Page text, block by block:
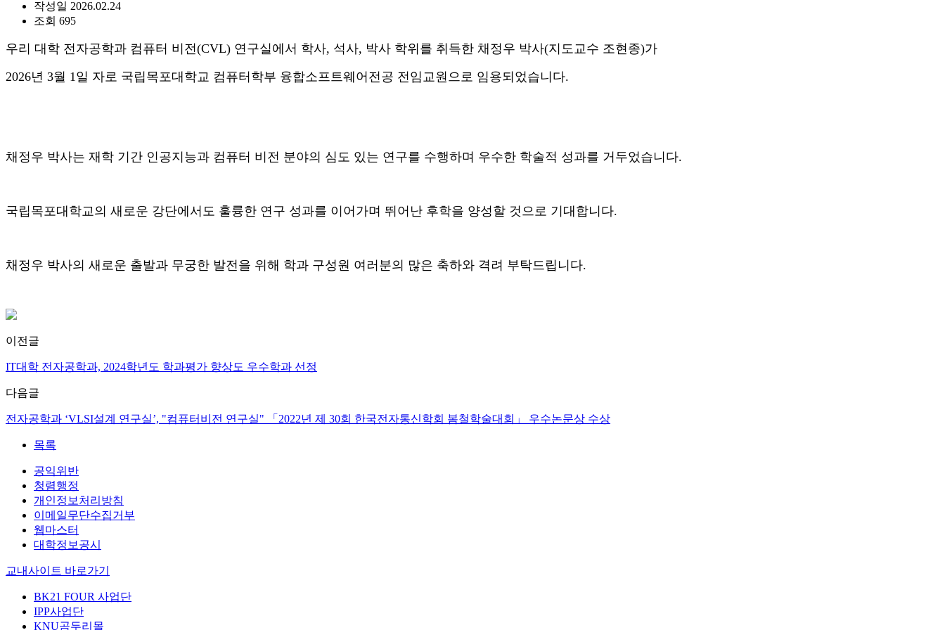
작성일 2026.02.24
조회 695
우리 대학 전자공학과 컴퓨터 비전(CVL) 연구실에서 학사, 석사, 박사 학위를 취득한 채정우 박사(지도교수 조현종)가
2026년 3월 1일 자로 국립목포대학교 컴퓨터학부 융합소프트웨어전공 전임교원으로 임용되었습니다.
채정우 박사는 재학 기간 인공지능과 컴퓨터 비전 분야의 심도 있는 연구를 수행하며 우수한 학술적 성과를 거두었습니다.
국립목포대학교의 새로운 강단에서도 훌륭한 연구 성과를 이어가며 뛰어난 후학을 양성할 것으로 기대합니다.
채정우 박사의 새로운 출발과 무궁한 발전을 위해 학과 구성원 여러분의 많은 축하와 격려 부탁드립니다.
이전글
IT대학 전자공학과, 2024학년도 학과평가 향상도 우수학과 선정
다음글
전자공학과 ‘VLSI설계 연구실’, "컴퓨터비전 연구실" 「2022년 제 30회 한국전자통신학회 봄철학술대회」 우수논문상 수상
목록
공익위반
청렴행정
개인정보처리방침
이메일무단수집거부
웹마스터
대학정보공시
교내사이트 바로가기
BK21 FOUR 사업단
IPP사업단
KNU곰두리몰